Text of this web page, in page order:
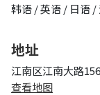
韩语 / 英语 / 日语 /
地址
江南区江南大路
查看地图